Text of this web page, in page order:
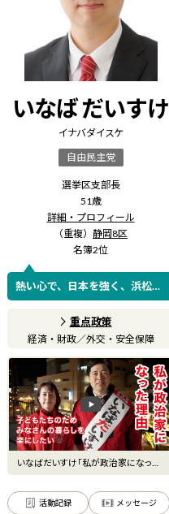
いなば だいすけ
イナバ ダイスケ
自由民主党
選挙区支部長
51歳
詳細・プロフィール
（重複） 静岡8区
名簿2位
熱い心で、日本を強く、浜松を
豊かに！
重点政策
経済・財政／外交・安全保障
いなばだいすけ｢私が政治家になった
理由｣ | 静岡8区衆議院
活動記録 メッセージ